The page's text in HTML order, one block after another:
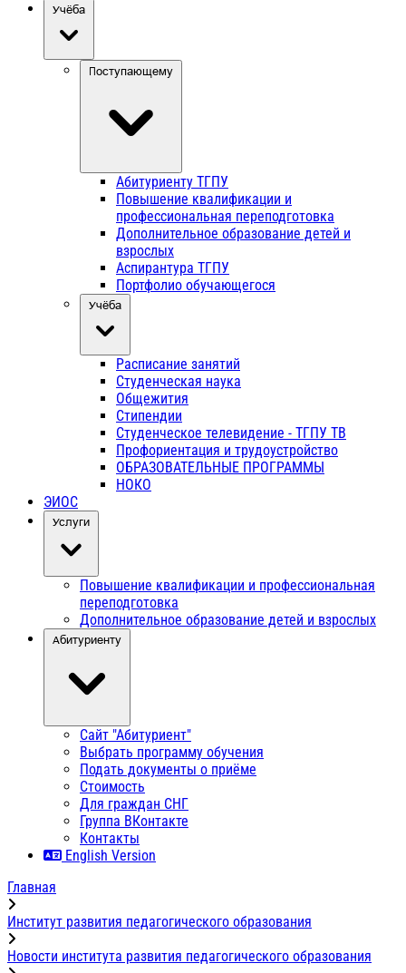
Учёба
Поступающему
Абитуриенту ТГПУ
Повышение квалификации и
профессиональная переподготовка
Дополнительное образование детей и
взрослых
Аспирантура ТГПУ
Портфолио обучающегося
Учёба
Расписание занятий
Студенческая наука
Общежития
Стипендии
Студенческое телевидение - ТГПУ ТВ
Профориентация и трудоустройство
ОБРАЗОВАТЕЛЬНЫЕ ПРОГРАММЫ
НОКО
ЭИОС
Услуги
Повышение квалификации и профессиональная
переподготовка
Дополнительное образование детей и взрослых
Абитуриенту
Сайт "Абитуриент"
Выбрать программу обучения
Подать документы о приёме
Стоимость
Для граждан СНГ
Группа ВКонтакте
Контакты
English Version
Главная
Институт развития педагогического образования
Новости института развития педагогического образования